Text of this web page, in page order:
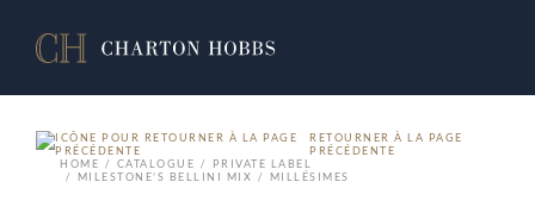
RETOURNER À LA PAGE
PRÉCÉDENTE
HOME
CATALOGUE
PRIVATE LABEL
MILESTONE'S BELLINI MIX
MILLÉSIMES